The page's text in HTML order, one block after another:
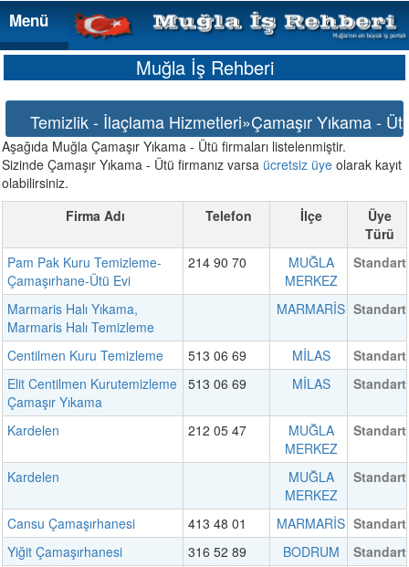
Menü
Menü
Muğla İş Rehberi
Temizlik - İlaçlama Hizmetleri»Çamaşır Yıkama -
Aşağıda Muğla Çamaşır Yıkama - Ütü firmaları listelenmiştir.
Sizinde Çamaşır Yıkama - Ütü firmanız varsa ücretsiz üye olarak kayıt
olabilirsiniz.
Firma Adı
Telefon İlçe
Üye
Türü
Pam Pak Kuru Temizleme-
Çamaşırhane-Ütü Evi
214 90 70
MUĞLA
MERKEZ
Standart
Marmaris Halı Yıkama,
Marmaris Halı Temizleme
MARMARİS Standart
Centilmen Kuru Temizleme 513 06 69 MİLAS
Standart
Elit Centilmen Kurutemizleme
Çamaşır Yıkama
513 06 69 MİLAS Standart
Kardelen 212 05 47
MUĞLA
MERKEZ
Standart
Kardelen
MUĞLA
MERKEZ
Standart
Cansu Çamaşırhanesi 413 48 01 MARMARİS Standart
Yiğit Çamaşırhanesi
316 52 89 BODRUM
Standart